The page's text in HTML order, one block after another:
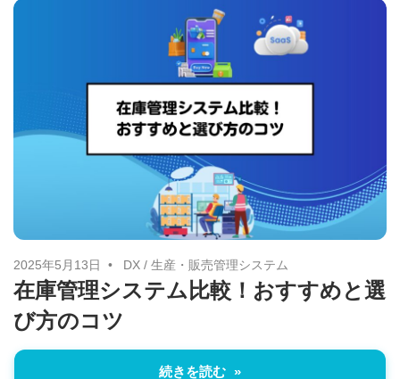
2025年5月13日 DX/ 生産・販売管理システム
在庫管理システム比較！おすすめと選
び方のコツ
続きを読む